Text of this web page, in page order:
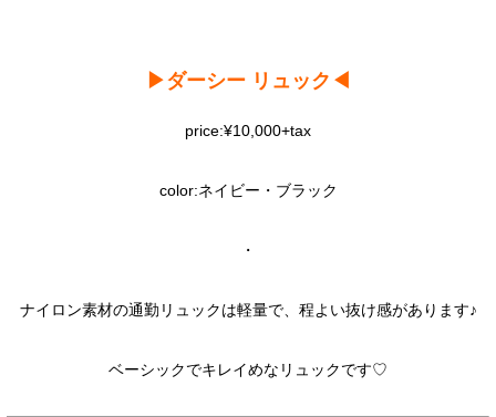
▶︎ダーシー リュック◀︎
price:¥10,000+tax
color:ネイビー・ブラック
・
ナイロン素材の通勤リュックは軽量で、程よい抜け感があります♪
ベーシックでキレイめなリュックです♡